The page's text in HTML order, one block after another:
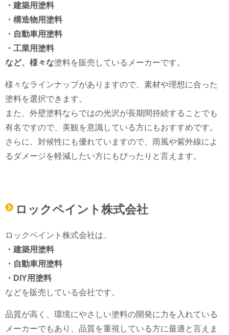
・建築用塗料
・構造物用塗料
・自動車用塗料
・工業用塗料
など、様々な塗料を販売しているメーカーです。
様々なラインナップがありますので、素材や理想に合った
塗料を選択できます。
また、外壁塗料ならではの光沢が長期間持続することでも
有名ですので、美観を意識している方にもおすすめです。
さらに、対候性にも優れていますので、雨風や紫外線によ
るダメージを軽減したい方にもぴったりと言えます。
ロックペイント株式会社
ロックペイント株式会社は、
・建築用塗料
・自動車用塗料
・DIY用塗料
などを販売している会社です。
品質が高く、環境にやさしい塗料の開発に力を入れている
メーカーでもあり、品質を重視している方に最適と言えま